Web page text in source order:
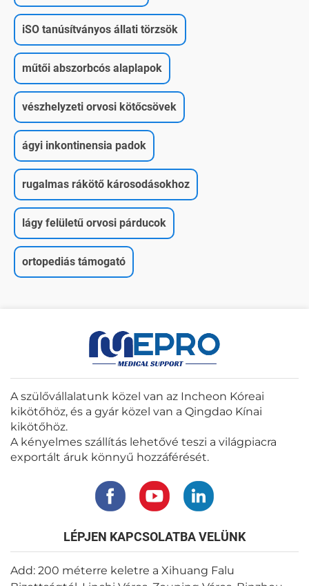
iSO tanúsítványos állati törzsök
műtői abszorbcós alaplapok
vészhelyzeti orvosi kötőcsövek
ágyi inkontinensia padok
rugalmas rákötő károsodásokhoz
lágy felületű orvosi párducok
ortopediás támogató
A szülővállalatunk közel van az Incheon Kóreai
kikötőhöz, és a gyár közel van a Qingdao Kínai
kikötőhöz.
A kényelmes szállítás lehetővé teszi a világpiacra
exportált áruk könnyű hozzáférését.
LÉPJEN KAPCSOLATBA VELÜNK
Add: 200 méterre keletre a Xihuang Falu